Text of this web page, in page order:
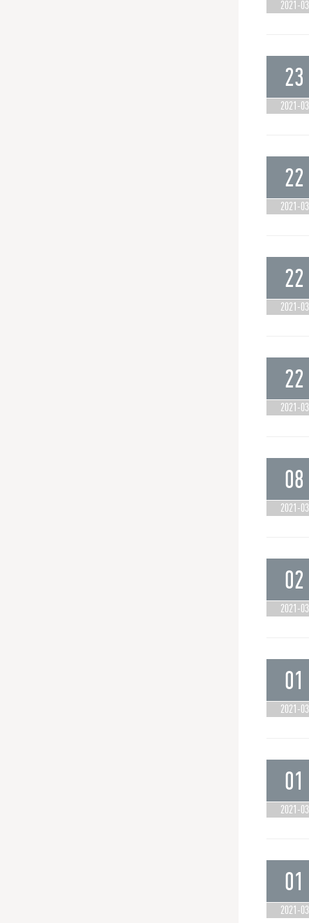
2021-03
23
2021-03
22
2021-03
22
2021-03
22
2021-03
08
2021-03
02
2021-03
01
2021-03
01
2021-03
01
2021-03